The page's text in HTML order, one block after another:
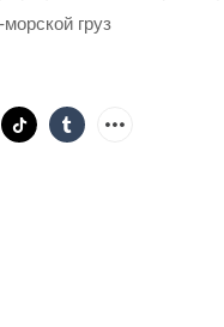
груз